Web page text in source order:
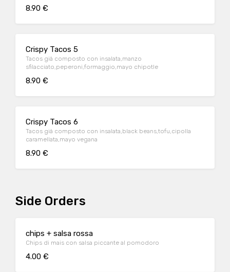
8.90 €
Crispy Tacos 5
Tacos già composto con insalata,manzo
sfilacciato,peperoni,formaggio,mayo chipotle
8.90 €
Crispy Tacos 6
Tacos già composto con insalata,black beans,tofu,cipolla
caramellata,mayo vegana
8.90 €
Side Orders
chips + salsa rossa
Chips di mais con salsa piccante al pomodoro
4.00 €